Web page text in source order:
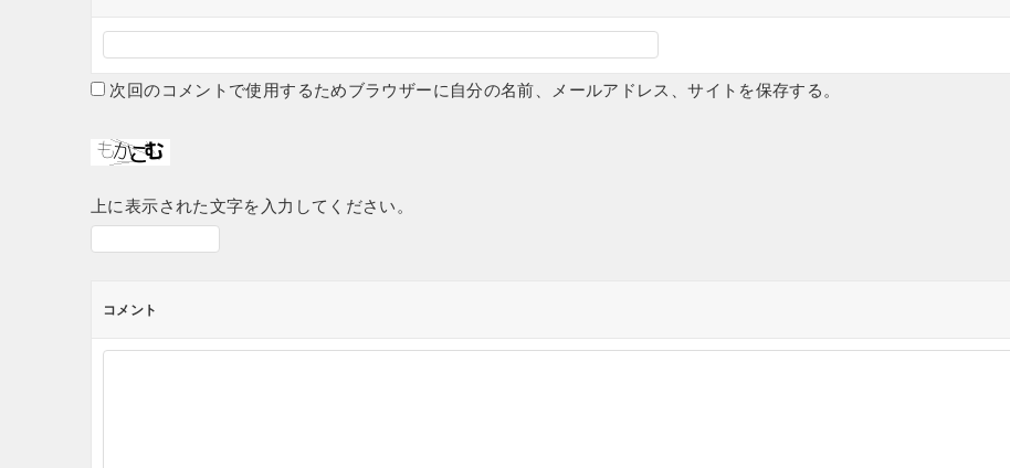
次回のコメントで使用するためブラウザーに自分の名前、メールアドレス、サイトを保存する。
上に表示された文字を入力してください。
コメント